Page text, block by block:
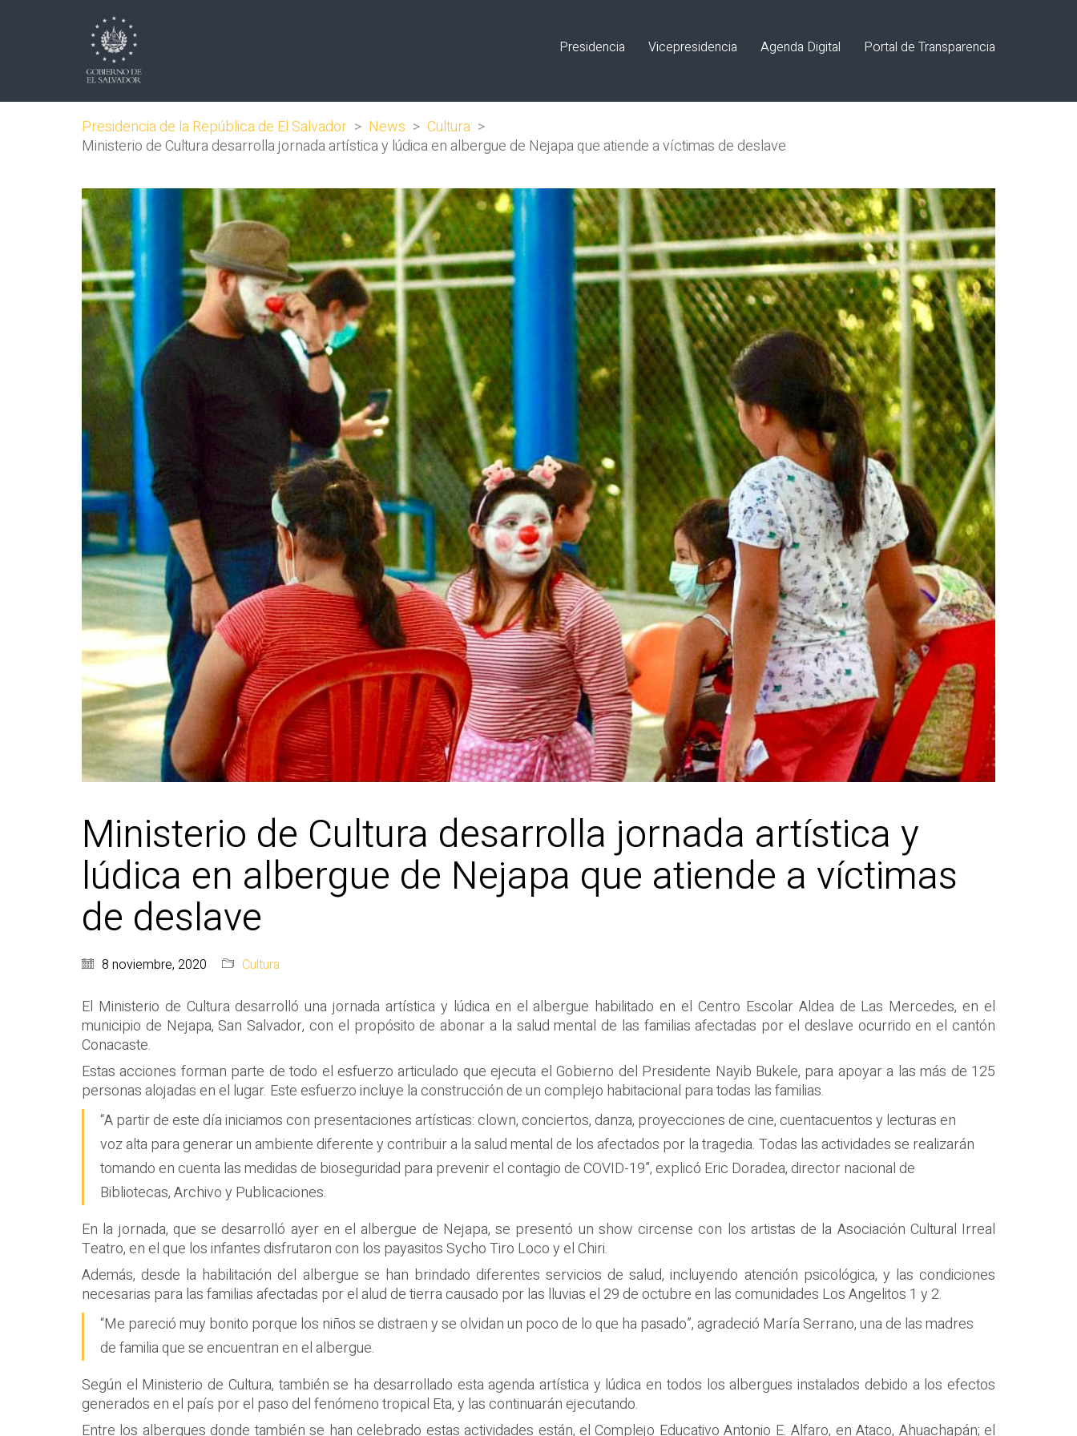
Presidencia Vicepresidencia Agenda Digital Portal de Transparencia
Presidencia de la República de El Salvador > News > Cultura >
Ministerio de Cultura desarrolla jornada artística y lúdica en albergue de Nejapa que atiende a víctimas de deslave
Ministerio de Cultura desarrolla jornada artística y
lúdica en albergue de Nejapa que atiende a víctimas
de deslave
8 noviembre, 2020 Cultura
El Ministerio de Cultura desarrolló una jornada artística y lúdica en el albergue habilitado en el Centro Escolar Aldea de Las Mercedes, en el
municipio de Nejapa, San Salvador, con el propósito de abonar a la salud mental de las familias afectadas por el deslave ocurrido en el cantón
Conacaste.
Estas acciones forman parte de todo el esfuerzo articulado que ejecuta el Gobierno del Presidente Nayib Bukele, para apoyar a las más de 125
personas alojadas en el lugar. Este esfuerzo incluye la construcción de un complejo habitacional para todas las familias.
“A partir de este día iniciamos con presentaciones artísticas: clown, conciertos, danza, proyecciones de cine, cuentacuentos y lecturas en
voz alta para generar un ambiente diferente y contribuir a la salud mental de los afectados por la tragedia. Todas las actividades se realizarán
tomando en cuenta las medidas de bioseguridad para prevenir el contagio de COVID-19”, explicó Eric Doradea, director nacional de
Bibliotecas, Archivo y Publicaciones.
En la jornada, que se desarrolló ayer en el albergue de Nejapa, se presentó un show circense con los artistas de la Asociación Cultural Irreal
Teatro, en el que los infantes disfrutaron con los payasitos Sycho Tiro Loco y el Chiri.
Además, desde la habilitación del albergue se han brindado diferentes servicios de salud, incluyendo atención psicológica, y las condiciones
necesarias para las familias afectadas por el alud de tierra causado por las lluvias el 29 de octubre en las comunidades Los Angelitos 1 y 2.
“Me pareció muy bonito porque los niños se distraen y se olvidan un poco de lo que ha pasado”, agradeció María Serrano, una de las madres
de familia que se encuentran en el albergue.
Según el Ministerio de Cultura, también se ha desarrollado esta agenda artística y lúdica en todos los albergues instalados debido a los efectos
generados en el país por el paso del fenómeno tropical Eta, y las continuarán ejecutando.
Entre los albergues donde también se han celebrado estas actividades están, el Complejo Educativo Antonio E. Alfaro, en Ataco, Ahuachapán; el